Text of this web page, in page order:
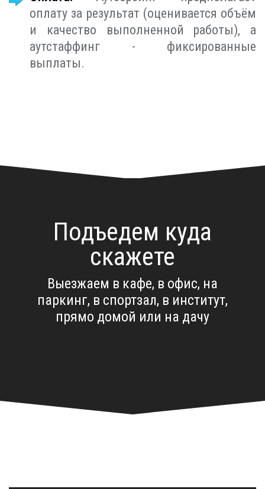
оплату за результат (оценивается объём
и качество выполненной работы), а
аутстаффинг - фиксированные
выплаты.
Подъедем куда
скажете
Выезжаем в кафе, в офис, на
паркинг, в спортзал, в институт,
прямо домой или на дачу